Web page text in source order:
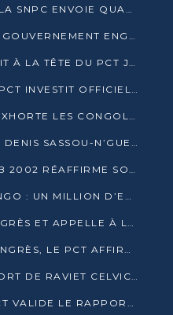
BOURSES D’EXCELLENCE : LA SNPC ENVOIE QUATRE NOUVEAUX TALENTS CONGOLAIS SE FORMER À BAKOU
MARCHÉS DOMANIAUX : LE GOUVERNEMENT ENGAGE LA STRUCTURATION DES TAXES D’ASSAINISSEMENT
PIERRE MOUSSA RECONDUIT À LA TÊTE DU PCT JUSQU’EN 2031
PRÉSIDENTIELLE 2026 : LE PCT INVESTIT OFFICIELLEMENT DENIS SASSOU NGUESSO
DENIS SASSOU-N’GUESSO EXHORTE LES CONGOLAIS À L’UNITÉ ET AU FAIR-PLAY DÉMOCRATIQUE EN 2026
RÉVEILLON D’ARMES 2025 : DENIS SASSOU-N’GUESSO GARANTIT DES ÉLECTIONS 2026 PAISIBLES ET SÉCURISÉES
CONGRÈS DU PCT : LE CLUB 2002 RÉAFFIRME SON SOUTIEN À DENIS SASSOU-N’GUESSO POUR 2026
ENTREPRENEURIAT AU CONGO : UN MILLION D’EUROS POUR FINANCER LES STARTUPS DÈS 2026
LE PCT OUVRE SON 6ᵉ CONGRÈS ET APPELLE À LA CANDIDATURE DE DENIS SASSOU NGUESSO
À TROIS JOURS DE SON CONGRÈS, LE PCT AFFIRME AVOIR ATTEINT TOUS SES OBJECTIFS
CE QUE L’ON SAIT DE LA MORT DE RAVIET CELVIC N’TSIANTSIE
LE COMITÉ CENTRAL DU PCT VALIDE LE RAPPORT DU CONGRÈS ET SOUTIENT DENIS SASSOU N’GUESSO